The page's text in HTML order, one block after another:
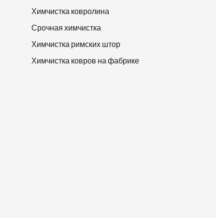
Химчистка ковролина
Срочная химчистка
Химчистка римских штор
Химчистка ковров на фабрике